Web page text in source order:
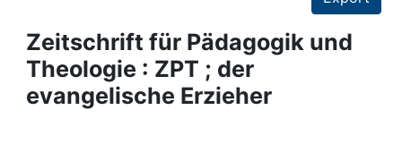
Projects
People
Zeitschrift für Pädagogik und
Theologie : ZPT ; der
evangelische Erzieher